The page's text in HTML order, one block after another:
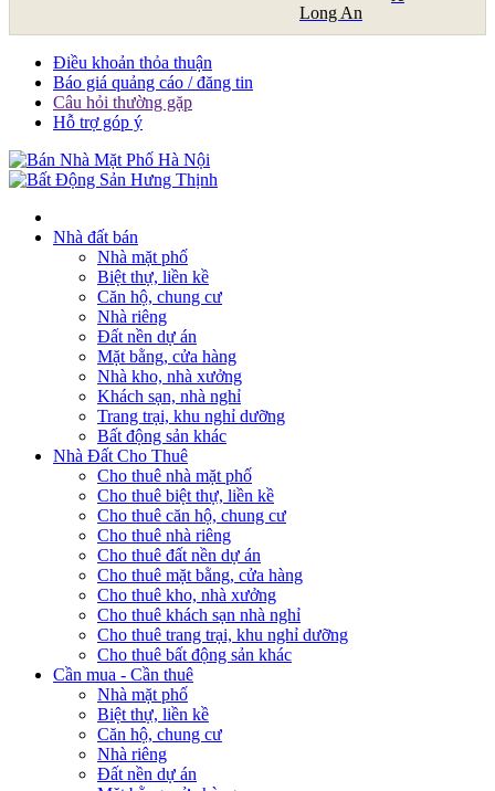
Long An
Điều khoản thỏa thuận
Báo giá quảng cáo / đăng tin
Câu hỏi thường gặp
Hỗ trợ góp ý
Nhà đất bán
Nhà mặt phố
Biệt thự, liền kề
Căn hộ, chung cư
Nhà riêng
Đất nền dự án
Mặt bằng, cửa hàng
Nhà kho, nhà xưởng
Khách sạn, nhà nghỉ
Trang trại, khu nghỉ dưỡng
Bất động sản khác
Nhà Đất Cho Thuê
Cho thuê nhà mặt phố
Cho thuê biệt thự, liền kề
Cho thuê căn hộ, chung cư
Cho thuê nhà riêng
Cho thuê đất nền dự án
Cho thuê mặt bằng, cửa hàng
Cho thuê kho, nhà xưởng
Cho thuê khách sạn nhà nghỉ
Cho thuê trang trại, khu nghỉ dưỡng
Cho thuê bất động sản khác
Cần mua - Cần thuê
Nhà mặt phố
Biệt thự, liền kề
Căn hộ, chung cư
Nhà riêng
Đất nền dự án